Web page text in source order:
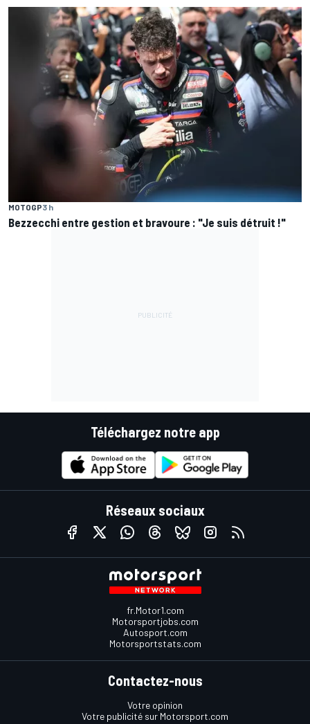
MOTOGP3 h
Bezzecchi entre gestion et bravoure : "Je suis détruit !"
Téléchargez notre app
Réseaux sociaux
fr.Motor1.com
Motorsportjobs.com
Autosport.com
Motorsportstats.com
Contactez-nous
Votre opinion
Votre publicité sur Motorsport.com